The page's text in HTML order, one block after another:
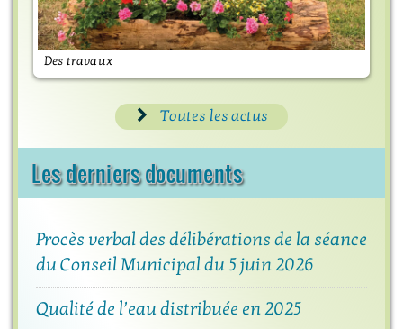
Des travaux
Toutes les actus
Les derniers documents
Procès verbal des délibérations de la séance
du Conseil Municipal du 5 juin 2026
Qualité de l’eau distribuée en 2025